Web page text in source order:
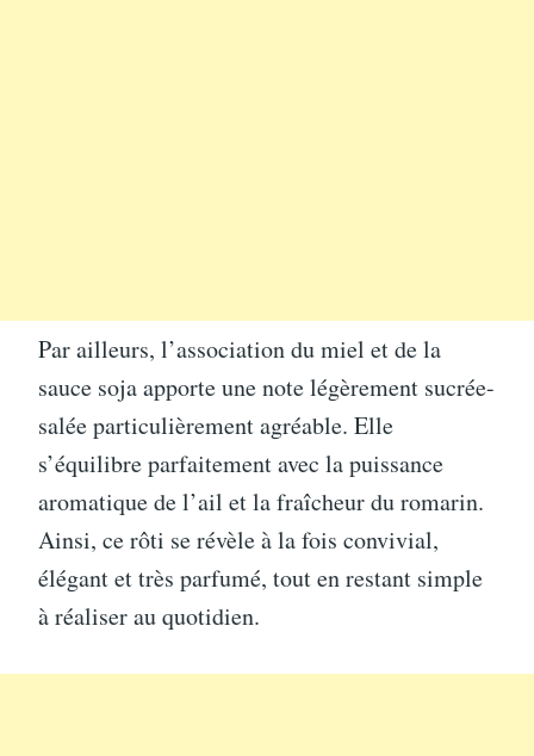
Par ailleurs, l’association du miel et de la
sauce soja apporte une note légèrement sucrée-
salée particulièrement agréable. Elle
s’équilibre parfaitement avec la puissance
aromatique de l’ail et la fraîcheur du romarin.
Ainsi, ce rôti se révèle à la fois convivial,
élégant et très parfumé, tout en restant simple
à réaliser au quotidien.